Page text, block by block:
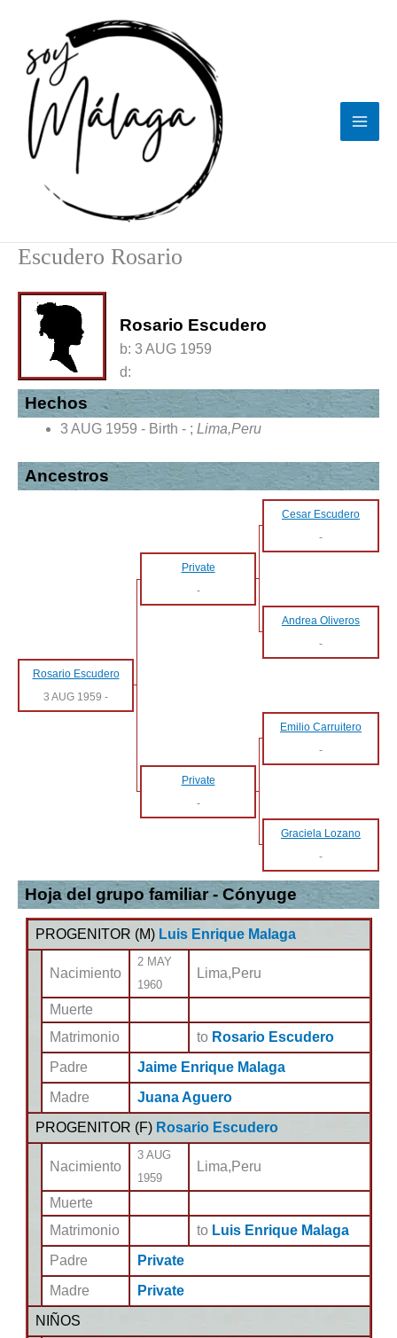
contenido
Escudero Rosario
Rosario Escudero
b: 3 AUG 1959
d:
Hechos
3 AUG 1959 - Birth - ; Lima,Peru
Ancestros
Cesar Escudero
-
Private
-
Andrea Oliveros
-
Rosario Escudero
3 AUG 1959 -
Emilio Carruitero
-
Private
-
Graciela Lozano
-
Hoja del grupo familiar - Cónyuge
PROGENITOR (M) Luis Enrique Malaga
Nacimiento
2 MAY
1960
Lima,Peru
Muerte
Matrimonio
to Rosario Escudero
Padre
Jaime Enrique Malaga
Madre
Juana Aguero
PROGENITOR (F) Rosario Escudero
Nacimiento
3 AUG
1959
Lima,Peru
Muerte
Matrimonio
to Luis Enrique Malaga
Padre
Private
Madre
Private
NIÑOS